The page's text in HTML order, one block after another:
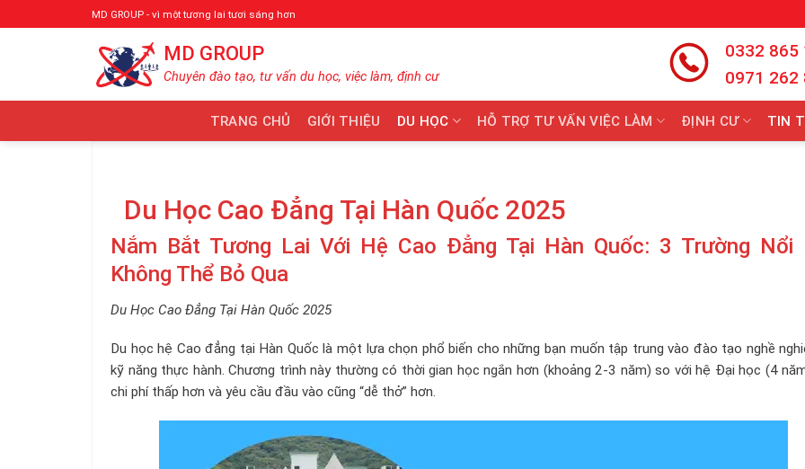
qua
MD GROUP - vì một tương lai tươi sáng hơn
MD GROUP
Chuyên đào tạo, tư vấn du học, việc làm, định cư
0332 865
0971 262
TRANG CHỦ GIỚI THIỆU DU HỌC HỖ TRỢ TƯ VẤN VIỆC LÀM ĐỊNH CƯ TIN
Du Học Cao Đẳng Tại Hàn Quốc 2025
Nắm Bắt Tương Lai Với Hệ Cao Đẳng Tại Hàn Quốc: 3 Trường Nổi
Không Thể Bỏ Qua
Du Học Cao Đẳng Tại Hàn Quốc 2025
Du học hệ Cao đẳng tại Hàn Quốc là một lựa chọn phổ biến cho những bạn muốn tập trung vào đào tạo nghề
kỹ năng thực hành. Chương trình này thường có thời gian học ngắn hơn (khoảng 2-3 năm) so với hệ Đại học (4
chi phí thấp hơn và yêu cầu đầu vào cũng “dễ thở” hơn.